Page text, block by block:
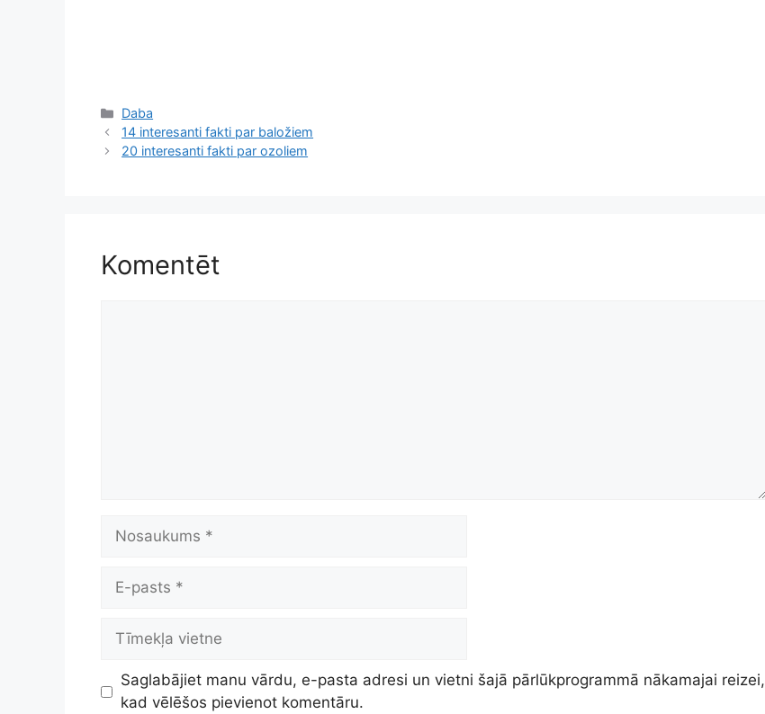
Kategorijas
Daba
14 interesanti fakti par baložiem
20 interesanti fakti par ozoliem
Komentēt
Nosaukums
pasts
Tīmekļa
Saglabājiet manu vārdu, e-pasta adresi un vietni šajā pārlūkprogrammā nākamajai reizei,
kad vēlēšos pievienot komentāru.